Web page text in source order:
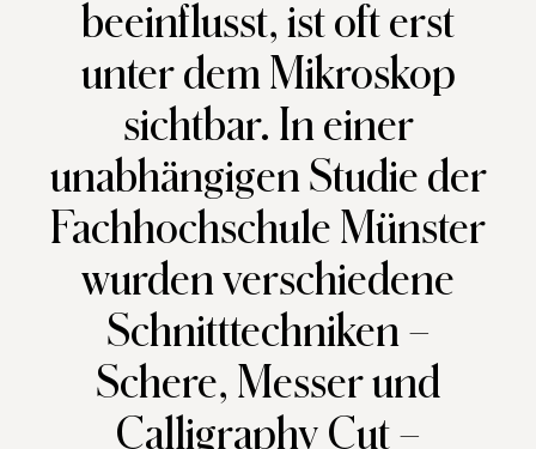
beeinflusst, ist oft erst
unter dem Mikroskop
sichtbar. In einer
unabhängigen Studie der
Fachhochschule Münster
wurden verschiedene
Schnitttechniken –
Schere, Messer und
Calligraphy Cut –